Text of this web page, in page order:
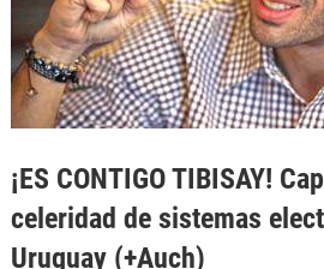
¡ES CONTIGO TIBISAY!
celeridad de sistemas
Uruguay (+Auch)